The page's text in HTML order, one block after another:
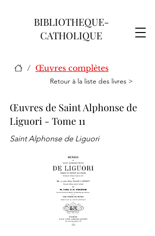
BIBLIOTHEQUE-
CATHOLIQUE
/ Œuvres complètes
Retour à la liste des livres >
Œuvres de Saint Alphonse de
Liguori - Tome 11
Saint Alphonse de Liguori